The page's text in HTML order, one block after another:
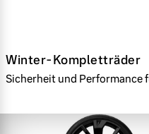
Winter-Kompletträder
Sicherheit und Performance